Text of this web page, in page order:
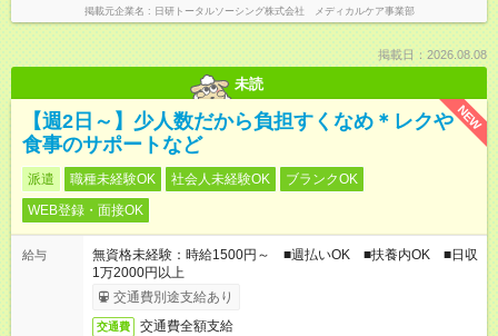
掲載元企業名 日研トータルソーシング株式会社 メディカルケア事業部
掲載日：2026.08.08
未読
NEW
【週2日～】少人数だから負担すくなめ＊レクや
食事のサポートなど
派遣 職種未経験OK 社会人未経験OK
ブランクOK
WEB登録・面接OK
給与
無資格未経験：時給1500円～ ■週払いOK ■扶養内OK ■日収
1万2000円以上
交通費別途支給あり
交通費 交通費全額支給